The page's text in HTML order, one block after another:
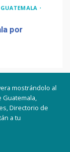
por
mostrándolo al
Guatemala,
Directorio de
a tu